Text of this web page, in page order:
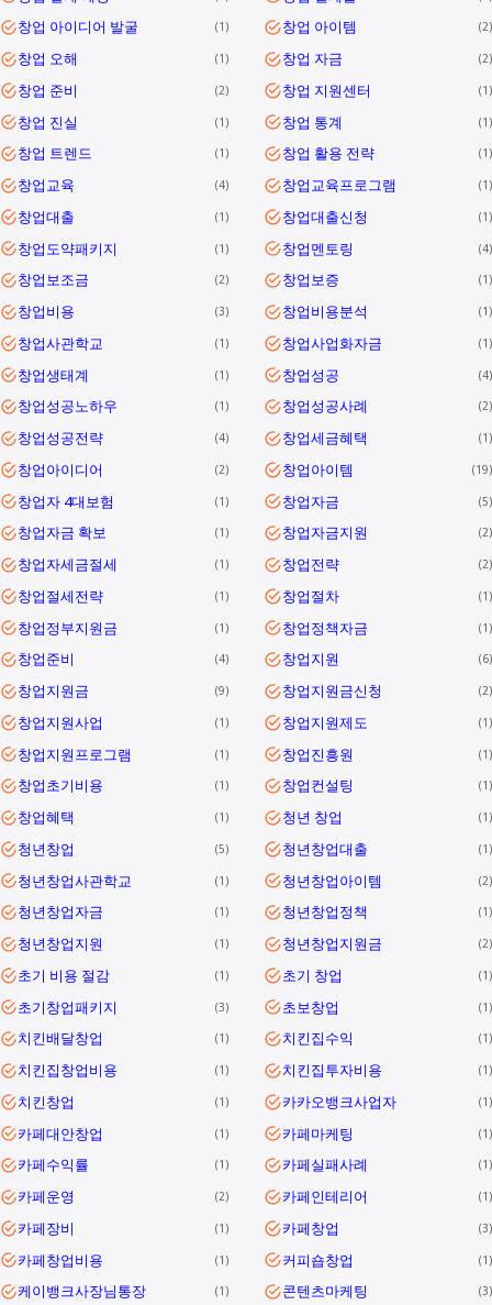
창업 아이디어 발굴 1 창업 아이템 2
창업 오해 1 창업 자금 2
창업 준비 2 창업 지원센터 1
창업 진실 1 창업 통계 1
창업 트렌드 1 창업 활용 전략 1
창업교육 4 창업교육프로그램 1
창업대출 1 창업대출신청 1
창업도약패키지 1 창업멘토링 4
창업보조금 2 창업보증 1
창업비용 3 창업비용분석 1
창업사관학교 1 창업사업화자금 1
창업생태계 1 창업성공 4
창업성공노하우 1 창업성공사례 2
창업성공전략 4 창업세금혜택 1
창업아이디어 2 창업아이템 19
창업자 4대보험 1 창업자금 5
창업자금 확보 1 창업자금지원 2
창업자세금절세 1 창업전략 2
창업절세전략 1 창업절차 1
창업정부지원금 1 창업정책자금 1
창업준비 4 창업지원 6
창업지원금 9 창업지원금신청 2
창업지원사업 1 창업지원제도 1
창업지원프로그램 1 창업진흥원 1
창업초기비용 1 창업컨설팅 1
창업혜택 1 청년 창업 1
청년창업 5 청년창업대출 1
청년창업사관학교 1 청년창업아이템 2
청년창업자금 1 청년창업정책 1
청년창업지원 1 청년창업지원금 2
초기 비용 절감 1 초기 창업 1
초기창업패키지 3 초보창업 1
치킨배달창업 1 치킨집수익 1
치킨집창업비용 1 치킨집투자비용 1
치킨창업 1 카카오뱅크사업자 1
카페대안창업 1 카페마케팅 1
카페수익률 1 카페실패사례 1
카페운영 2 카페인테리어 1
카페장비 1 카페창업 3
카페창업비용 1 커피숍창업 1
케이뱅크사장님통장 1 콘텐츠마케팅 3